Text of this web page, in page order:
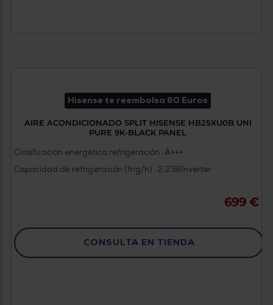
Hisense te reembolsa 60 Euros
AIRE ACONDICIONADO SPLIT HISENSE HB25XU0B UNI
PURE 9K-BLACK PANEL
Clasificación energética refrigeración : A+++
Capacidad de refrigeración (frig/h) : 2.236 Inverter
699 €
CONSULTA EN TIENDA